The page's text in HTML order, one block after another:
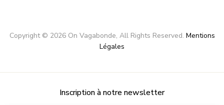
Copyright © 2026 On Vagabonde, All Rights Reserved. Mentions
Légales
Inscription à notre newsletter